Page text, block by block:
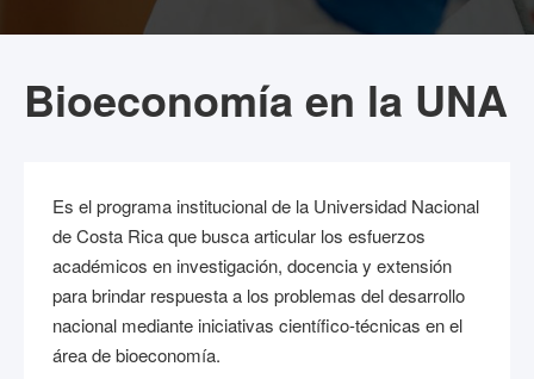
Bioeconomía en la UNA
Es el programa institucional de la Universidad Nacional
de Costa Rica que busca articular los esfuerzos
académicos en investigación, docencia y extensión
para brindar respuesta a los problemas del desarrollo
nacional mediante iniciativas científico-técnicas en el
área de bioeconomía.